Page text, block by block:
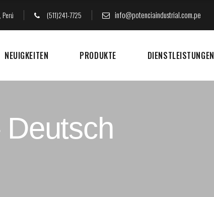
(511)241-7725 info@potenciaindustrial.com.pe
NEUIGKEITEN PRODUKTE DIENSTLEISTUNGEN